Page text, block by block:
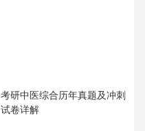
考研中医综合历年真题及冲刺
试卷详解